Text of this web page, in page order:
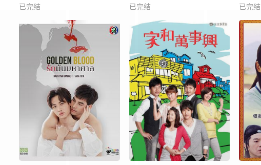
已完结
已完结
已完结